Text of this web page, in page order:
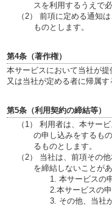
スを利用するうえで
（2） 前項に定める通知
ものとします。
第4条（著作権）
本サービスにおいて当社が
又は当社が定める者に帰属す
第5条（利用契約の締結等）
（1） 利用者は、本サー
の申し込みをするも
るものとします。
（2） 当社は、前項その
を締結しないことがあ
1. 本サービスの
2.本サービスの
3. その他、当社